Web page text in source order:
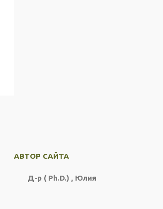
АВТОР САЙТА
Д-р ( Ph.D.) , Юлия